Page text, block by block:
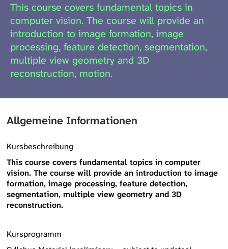
This course covers fundamental topics in
computer vision. The course will provide an
introduction to image formation, image
processing, feature detection, segmentation,
multiple view geometry and 3D
reconstruction, motion.
Allgemeine Informationen
Kursbeschreibung
This course covers fundamental topics in computer
vision. The course will provide an introduction to image
formation, image processing, feature detection,
segmentation, multiple view geometry and 3D
reconstruction.
Kursprogramm